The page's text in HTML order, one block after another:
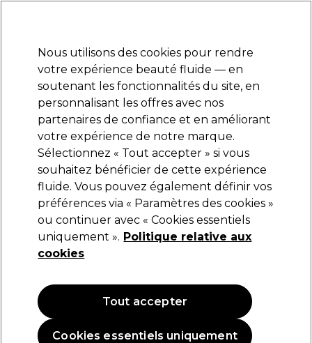
Se connecter
Marques Bons plans Coiffure Electro et Matériel
Livraison et délais
lire la suite
Sibel Vaporisateur en PVC Ball 300ml Fumée
5,49 €
1.83 € pour 100ml
OFFRE
Nous utilisons des cookies pour rendre
votre expérience beauté fluide — en
soutenant les fonctionnalités du site, en
personnalisant les offres avec nos
partenaires de confiance et en améliorant
votre expérience de notre marque.
Sélectionnez « Tout accepter » si vous
souhaitez bénéficier de cette expérience
fluide. Vous pouvez également définir vos
préférences via « Paramètres des cookies »
ou continuer avec « Cookies essentiels
uniquement ». Politique relative aux
cookies
Cookies essentiels uniquement
Tout accepter